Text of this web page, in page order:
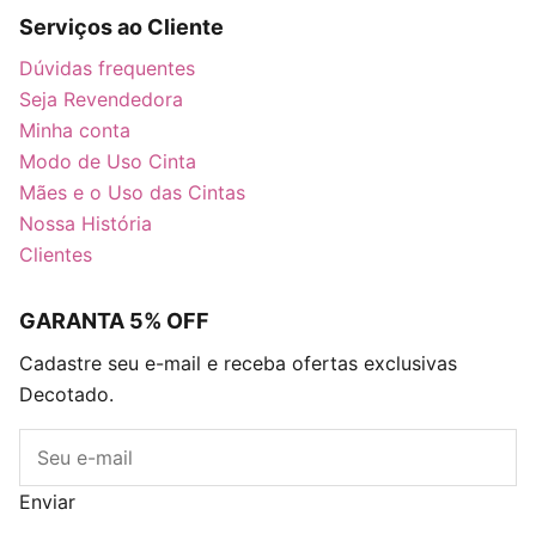
Serviços ao Cliente
Dúvidas frequentes
Seja Revendedora
Minha conta
Modo de Uso Cinta
Mães e o Uso das Cintas
Nossa História
Clientes
GARANTA 5% OFF
Cadastre seu e-mail e receba ofertas exclusivas
Decotado.
Enviar